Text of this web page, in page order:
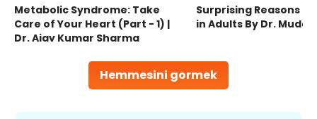
Hemmesini gormek
Metabolic Syndrome: Take
Care of Your Heart (Part - 1) |
Dr. Ajay Kumar Sharma
Surprising Reasons
in Adults By Dr.